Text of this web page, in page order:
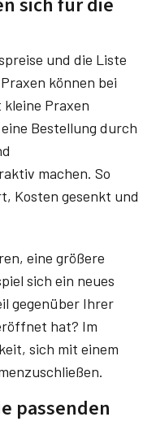
und die Liste
können bei
Praxen
Bestellung durch
machen. So
Kosten gesenkt und
eine größere
sich ein neues
gegenüber Ihrer
hat? Im
sich mit einem
passenden